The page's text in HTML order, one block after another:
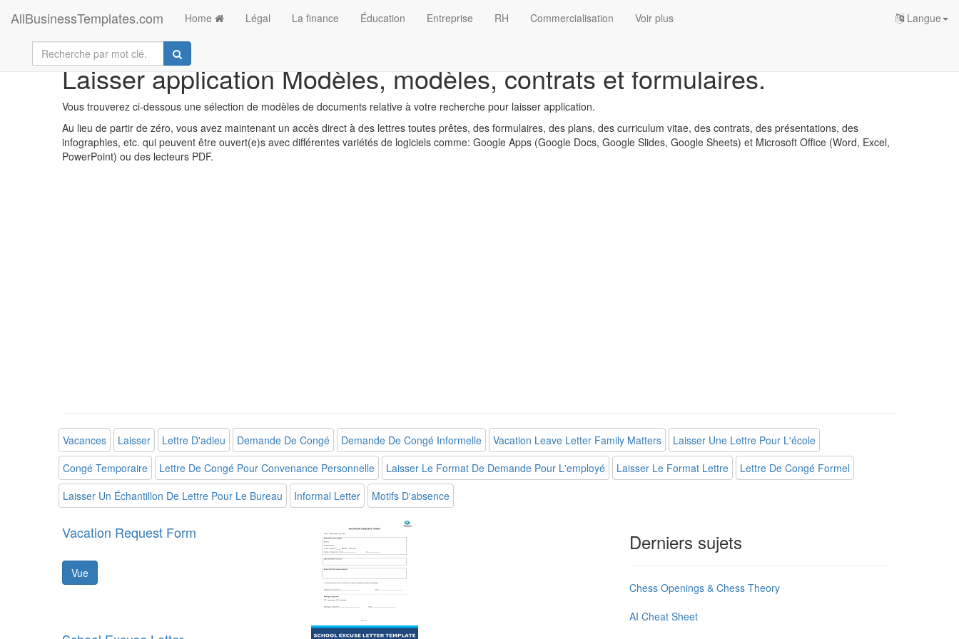
AllBusinessTemplates.com Home Légal La finance Éducation Entreprise RH Commercialisation Voir plus Langue
Laisser application Modèles, modèles, contrats et formulaires.
Vous trouverez ci-dessous une sélection de modèles de documents relative à votre recherche pour laisser application.
Au lieu de partir de zéro, vous avez maintenant un accès direct à des lettres toutes prêtes, des formulaires, des plans, des curriculum vitae, des contrats, des présentations, des
infographies, etc. qui peuvent être ouvert(e)s avec différentes variétés de logiciels comme: Google Apps (Google Docs, Google Slides, Google Sheets) et Microsoft Office (Word, Excel,
PowerPoint) ou des lecteurs PDF.
Vacances Laisser Lettre D'adieu Demande De Congé Demande De Congé Informelle Vacation Leave Letter Family Matters
Laisser Une Lettre Pour L'école
Congé Temporaire
Lettre De Congé Pour Convenance Personnelle Laisser Le Format De Demande Pour L'employé Laisser Le Format Lettre
Lettre De Congé Formel
Laisser Un Échantillon De Lettre Pour Le Bureau
Informal Letter Motifs D'absence
Vacation Request Form
Vue
Derniers sujets
Chess Openings & Chess Theory
AI Cheat Sheet